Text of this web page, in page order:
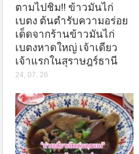
ตามไปชิม!! ข้าวมันไก่
เบตง ต้นตำรับความอร่อย
เด็ดจากร้านข้าวมันไก่
เบตงหาดใหญ่ เจ้าเดียว
เจ้าแรกในสุราษฎร์ธานี
24, 07, 26